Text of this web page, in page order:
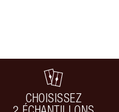
CHOISISSEZ